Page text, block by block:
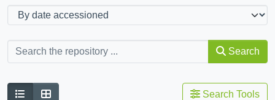
Search
Search Tools